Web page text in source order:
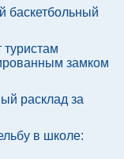
баскетбольный
замком
расклад за
в школе: